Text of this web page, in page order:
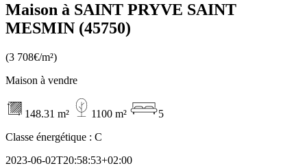
Maison à SAINT PRYVE SAINT
MESMIN (45750)
(3 708€/m²)
Maison à vendre
148.31 m² 1100 m²
5
Classe énergétique : C
2023-06-02T20:58:53+02:00